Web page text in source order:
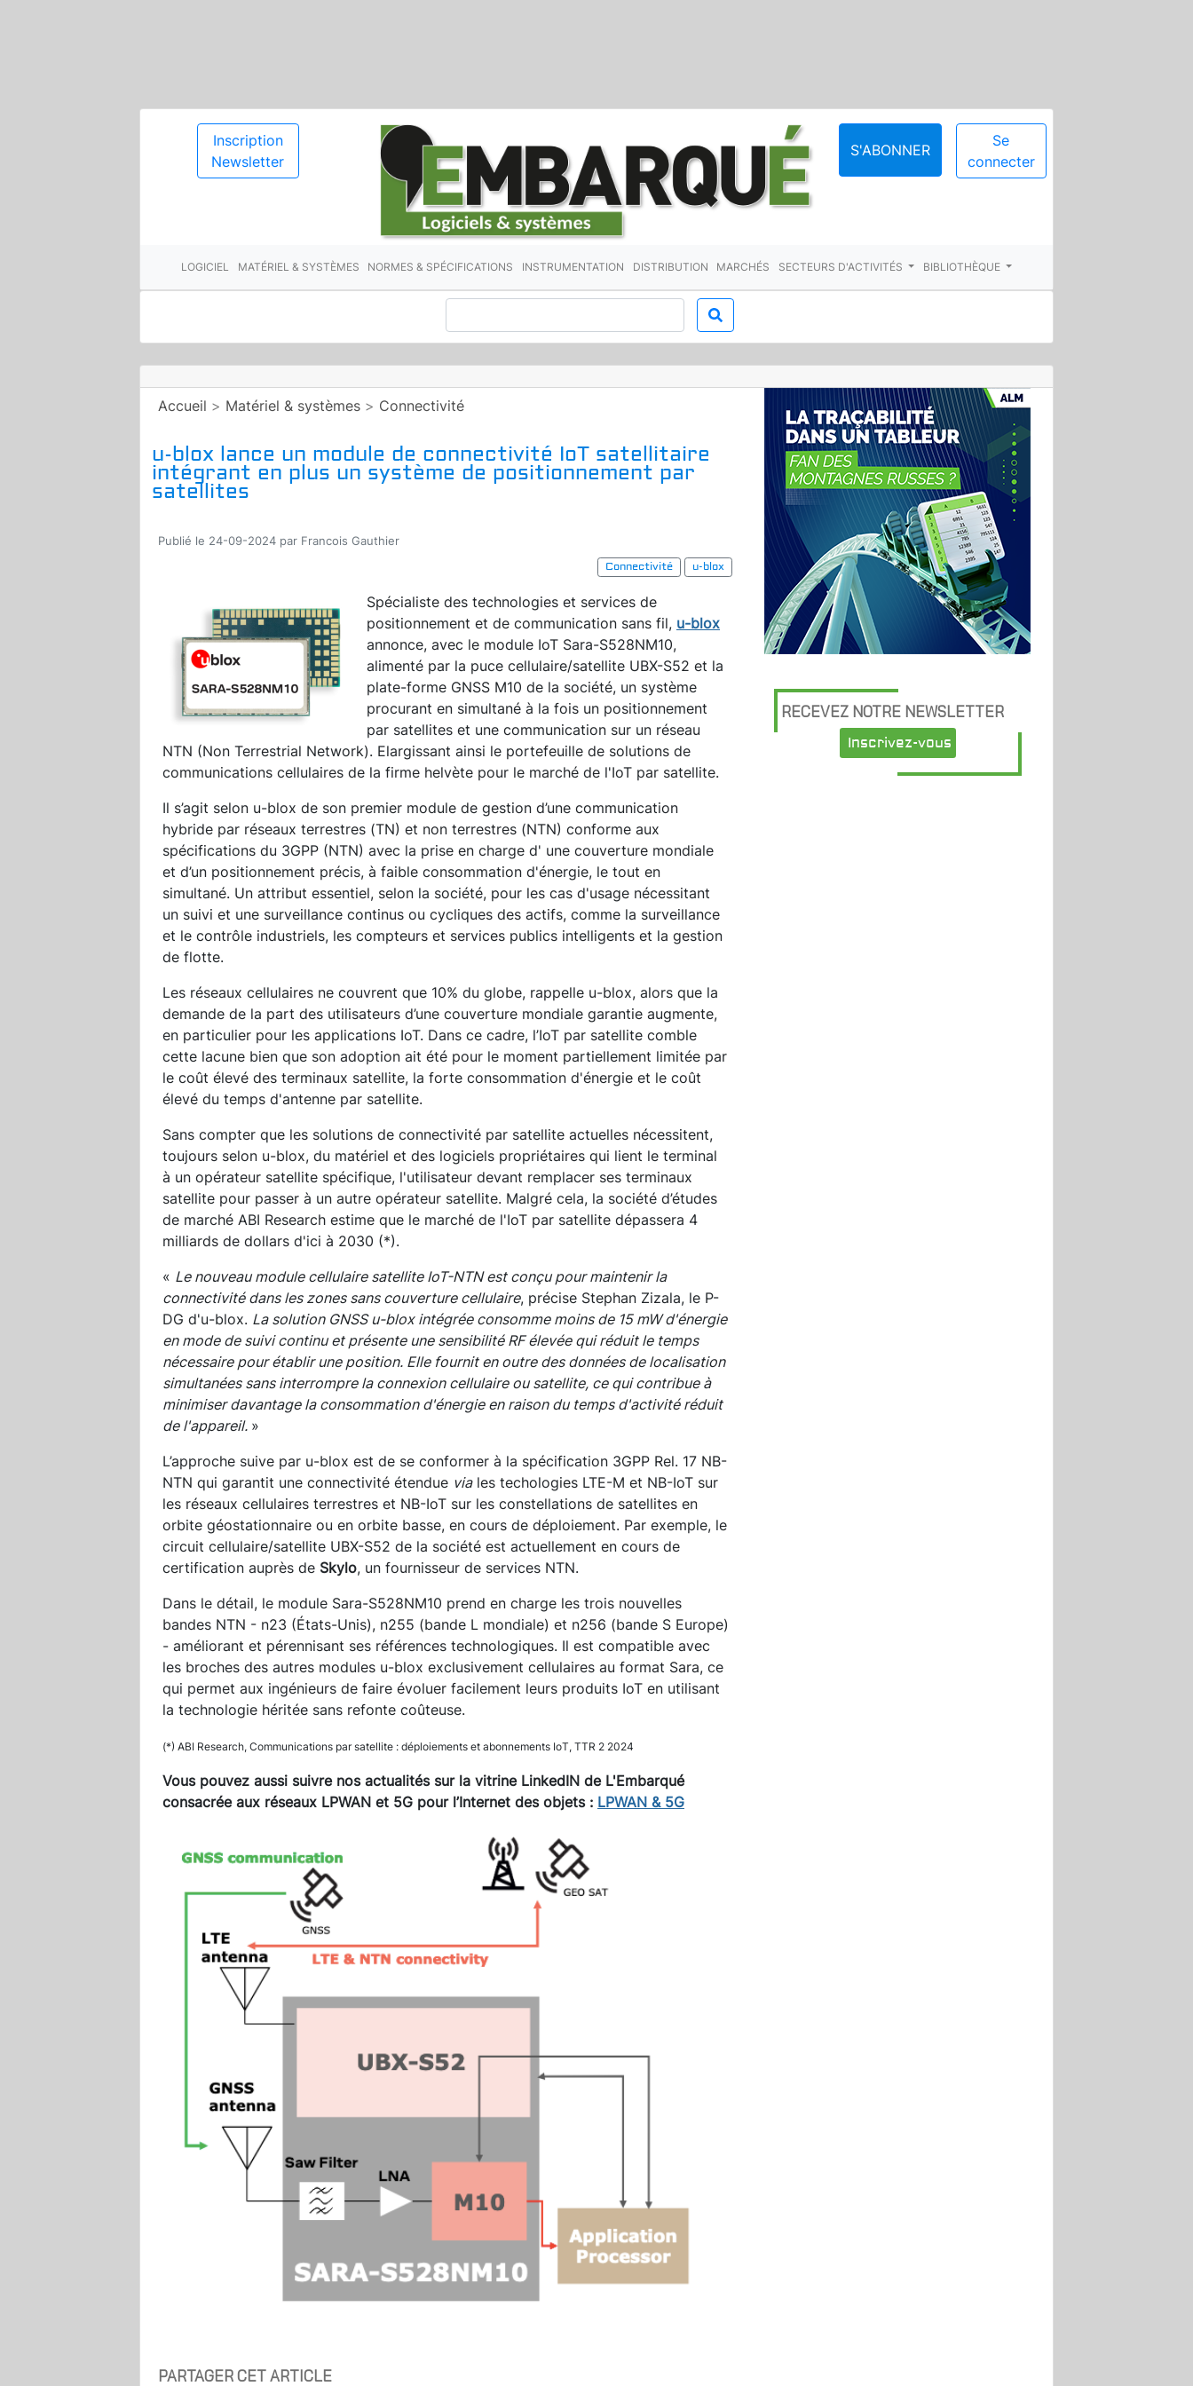
Inscription
Newsletter
S'ABONNER
Se
connecter
LOGICIEL MATÉRIEL & SYSTÈMES NORMES & SPÉCIFICATIONS INSTRUMENTATION DISTRIBUTION MARCHÉS SECTEURS D'ACTIVITÉS BIBLIOTHÈQUE
Accueil > Matériel & systèmes > Connectivité
u-blox lance un module de connectivité IoT satellitaire
intégrant en plus un système de positionnement par
satellites
Publié le 24-09-2024 par Francois Gauthier
Connectivité
u-blox
Spécialiste des technologies et services de
positionnement et de communication sans fil, u-blox
annonce, avec le module IoT Sara-S528NM10,
alimenté par la puce cellulaire/satellite UBX-S52 et la
plate-forme GNSS M10 de la société, un système
procurant en simultané à la fois un positionnement
par satellites et une communication sur un réseau
NTN (Non Terrestrial Network). Elargissant ainsi le portefeuille de solutions de
communications cellulaires de la firme helvète pour le marché de l'IoT par satellite.
Il s’agit selon u-blox de son premier module de gestion d’une communication
hybride par réseaux terrestres (TN) et non terrestres (NTN) conforme aux
spécifications du 3GPP (NTN) avec la prise en charge d' une couverture mondiale
et d’un positionnement précis, à faible consommation d'énergie, le tout en
simultané. Un attribut essentiel, selon la société, pour les cas d'usage nécessitant
un suivi et une surveillance continus ou cycliques des actifs, comme la surveillance
et le contrôle industriels, les compteurs et services publics intelligents et la gestion
de flotte.
Les réseaux cellulaires ne couvrent que 10% du globe, rappelle u-blox, alors que la
demande de la part des utilisateurs d’une couverture mondiale garantie augmente,
en particulier pour les applications IoT. Dans ce cadre, l’IoT par satellite comble
cette lacune bien que son adoption ait été pour le moment partiellement limitée par
le coût élevé des terminaux satellite, la forte consommation d'énergie et le coût
élevé du temps d'antenne par satellite.
Sans compter que les solutions de connectivité par satellite actuelles nécessitent,
toujours selon u-blox, du matériel et des logiciels propriétaires qui lient le terminal
à un opérateur satellite spécifique, l'utilisateur devant remplacer ses terminaux
satellite pour passer à un autre opérateur satellite. Malgré cela, la société d’études
de marché ABI Research estime que le marché de l'IoT par satellite dépassera 4
milliards de dollars d'ici à 2030 (*).
« Le nouveau module cellulaire satellite IoT-NTN est conçu pour maintenir la
connectivité dans les zones sans couverture cellulaire, précise Stephan Zizala, le P-
DG d'u-blox. La solution GNSS u-blox intégrée consomme moins de 15 mW d'énergie
en mode de suivi continu et présente une sensibilité RF élevée qui réduit le temps
nécessaire pour établir une position. Elle fournit en outre des données de localisation
simultanées sans interrompre la connexion cellulaire ou satellite, ce qui contribue à
minimiser davantage la consommation d'énergie en raison du temps d'activité réduit
de l'appareil. »
L’approche suive par u-blox est de se conformer à la spécification 3GPP Rel. 17 NB-
NTN qui garantit une connectivité étendue viales techologies LTE-M et NB-IoT sur
les réseaux cellulaires terrestres et NB-IoT sur les constellations de satellites en
orbite géostationnaire ou en orbite basse, en cours de déploiement. Par exemple, le
circuit cellulaire/satellite UBX-S52 de la société est actuellement en cours de
certification auprès de Skylo, un fournisseur de services NTN.
Dans le détail, le module Sara-S528NM10 prend en charge les trois nouvelles
bandes NTN - n23 (États-Unis), n255 (bande L mondiale) et n256 (bande S Europe)
- améliorant et pérennisant ses références technologiques. Il est compatible avec
les broches des autres modules u-blox exclusivement cellulaires au format Sara, ce
qui permet aux ingénieurs de faire évoluer facilement leurs produits IoT en utilisant
la technologie héritée sans refonte coûteuse.
(*) ABI Research, Communications par satellite : déploiements et abonnements IoT, TTR 2 2024
Vous pouvez aussi suivre nos actualités sur la vitrine LinkedIN de L'Embarqué
consacrée aux réseaux LPWAN et 5G pour l’Internet des objets : LPWAN & 5G
PARTAGER CET ARTICLE
RECEVEZ NOTRE NEWSLETTER
Inscrivez-vous